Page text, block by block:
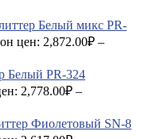
Белый микс PR-
цен: 2,872.00₽ –
Белый PR-324
2,778.00₽ –
Фиолетовый SN-8